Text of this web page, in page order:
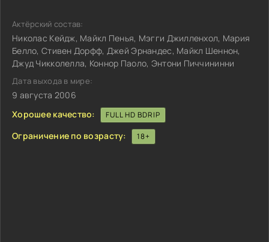
Актёрский состав:
Николас Кейдж, Майкл Пенья, Мэгги Джилленхол, Мария
Белло, Стивен Дорфф, Джей Эрнандес, Майкл Шеннон,
Джуд Чикколелла, Коннор Паоло, Энтони Пиччининни
Дата выхода в мире:
9 августа 2006
Хорошее качество:
FULL HD BDRIP
Ограничение по возрасту: 18+